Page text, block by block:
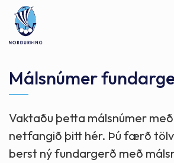
Leita
Málsnúmer
Vaktaðu þetta málsnúmer
netfangið þitt hér. Þú færð
berst ný fundargerð með